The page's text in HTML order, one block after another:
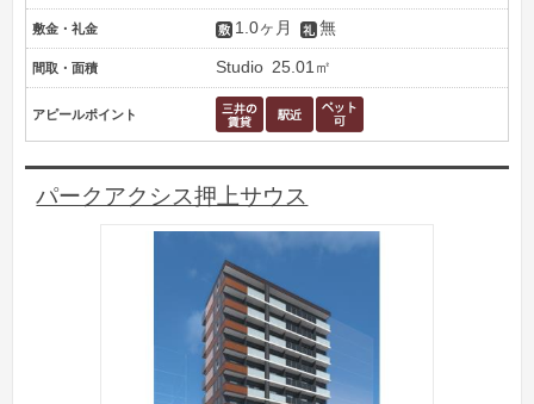
敷金・礼金 1.0ヶ月 無
間取・面積 Studio 25.01㎡
アピールポイント
パークアクシス押上サウス